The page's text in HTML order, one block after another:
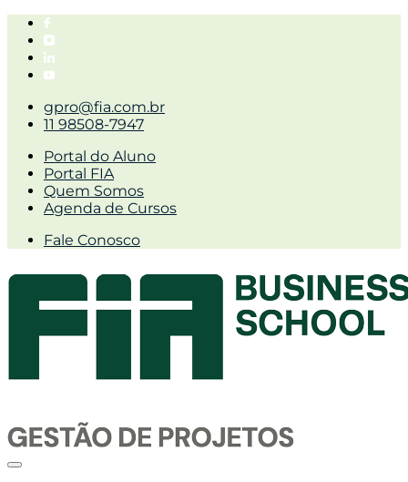
gpro@fia.com.br
11 98508-7947
Portal do Aluno
Portal FIA
Quem Somos
Agenda de Cursos
Fale Conosco